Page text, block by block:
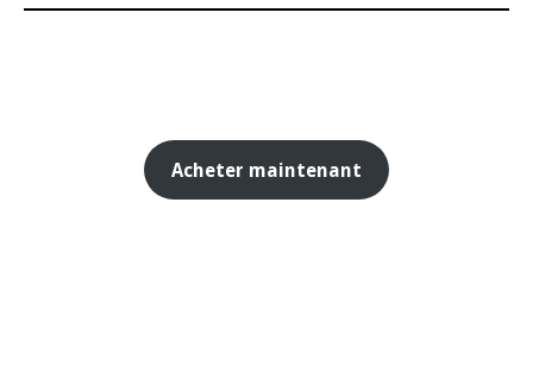
Acheter maintenant